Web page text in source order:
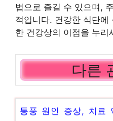
법으로 즐길 수 있으며,
적입니다. 건강한 식단
한 건강상의 이점을 누리
다른
통풍 원인 증상, 치료